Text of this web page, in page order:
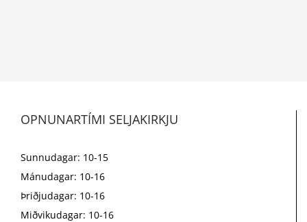
OPNUNARTÍMI SELJAKIRKJU
Sunnudagar: 10-15
Mánudagar: 10-16
Þriðjudagar: 10-16
Miðvikudagar: 10-16